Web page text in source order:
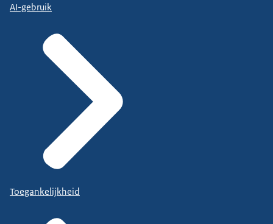
AI-gebruik
Toegankelijkheid